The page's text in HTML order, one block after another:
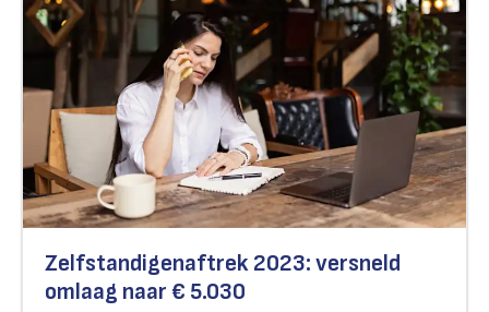
Zelfstandigenaftrek 2023: versneld
omlaag naar € 5.030